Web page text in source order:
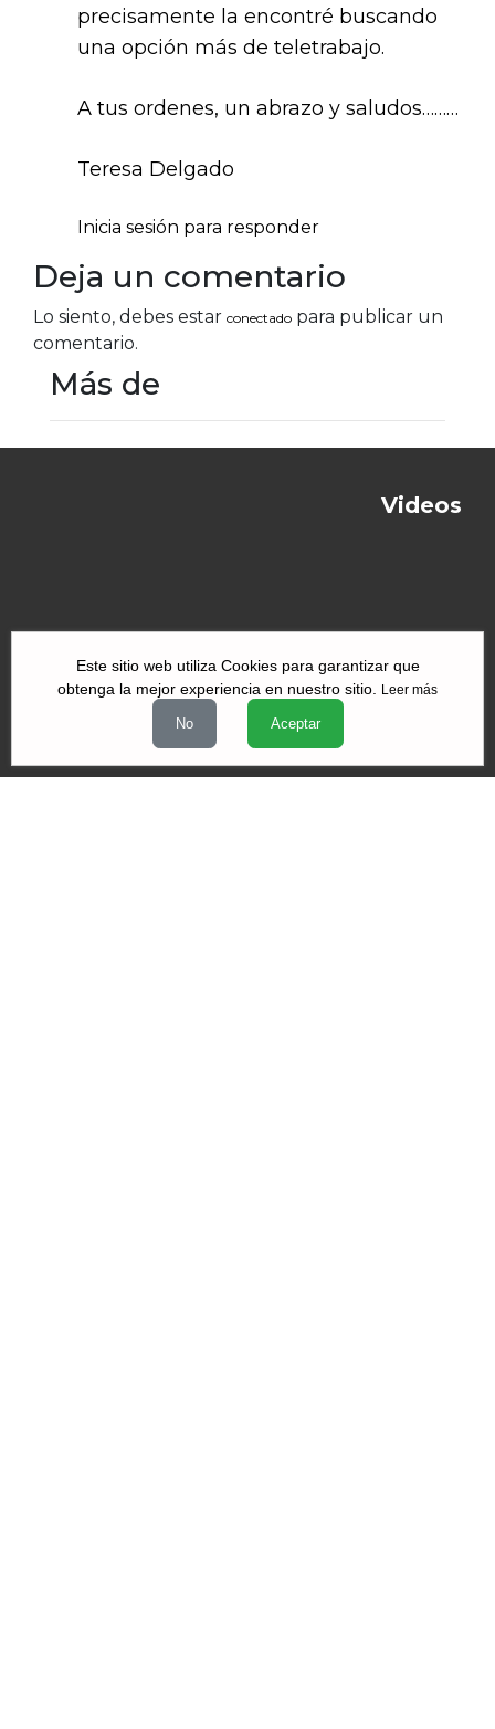
precisamente la encontré buscando
una opción más de teletrabajo.
A tus ordenes, un abrazo y saludos………
Teresa Delgado
Inicia sesión para responder
Deja un comentario
Lo siento, debes estar conectado para publicar un
comentario.
Más de
Videos
| Aviso de Privacidad
Declaración de Accesibilidad Misión y Valores
Este sitio web utiliza Cookies para garantizar que
obtenga la mejor experiencia en nuestro sitio.
Leer más
No Aceptar